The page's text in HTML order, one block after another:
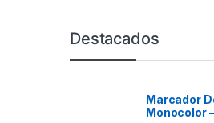
Marcas De Carrusel
Destacados
Marcador
Monocolor